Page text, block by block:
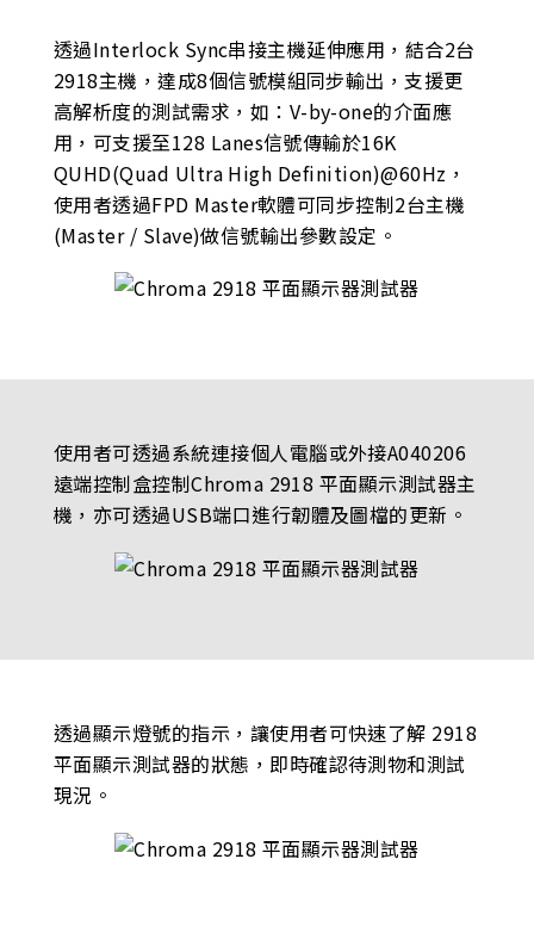
透過Interlock Sync串接主機延伸應用，結合2台
2918主機，達成8個信號模組同步輸出，支援更
高解析度的測試需求，如：V-by-one的介面應
用，可支援至128 Lanes信號傳輸於16K
QUHD(Quad Ultra High Definition)@60Hz，
使用者透過FPD Master軟體可同步控制2台主機
(Master / Slave)做信號輸出參數設定。
使用者可透過系統連接個人電腦或外接A040206
遠端控制盒控制Chroma 2918 平面顯示測試器主
機，亦可透過USB端口進行韌體及圖檔的更新。
透過顯示燈號的指示，讓使用者可快速了解 2918
平面顯示測試器的狀態，即時確認待測物和測試
現況。